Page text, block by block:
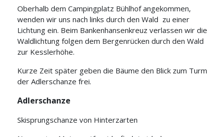
Oberhalb dem Campingplatz Bühlhof angekommen,
wenden wir uns nach links durch den Wald zu einer
Lichtung ein. Beim Bankenhansenkreuz verlassen wir die
Waldlichtung folgen dem Bergenrücken durch den Wald
zur Kesslerhöhe.
Kurze Zeit später geben die Bäume den Blick zum Turm
der Adlerschanze frei.
Adlerschanze
Skisprungschanze von Hinterzarten